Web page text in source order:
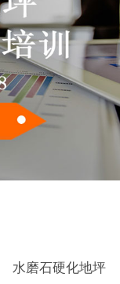
水磨石硬化地坪